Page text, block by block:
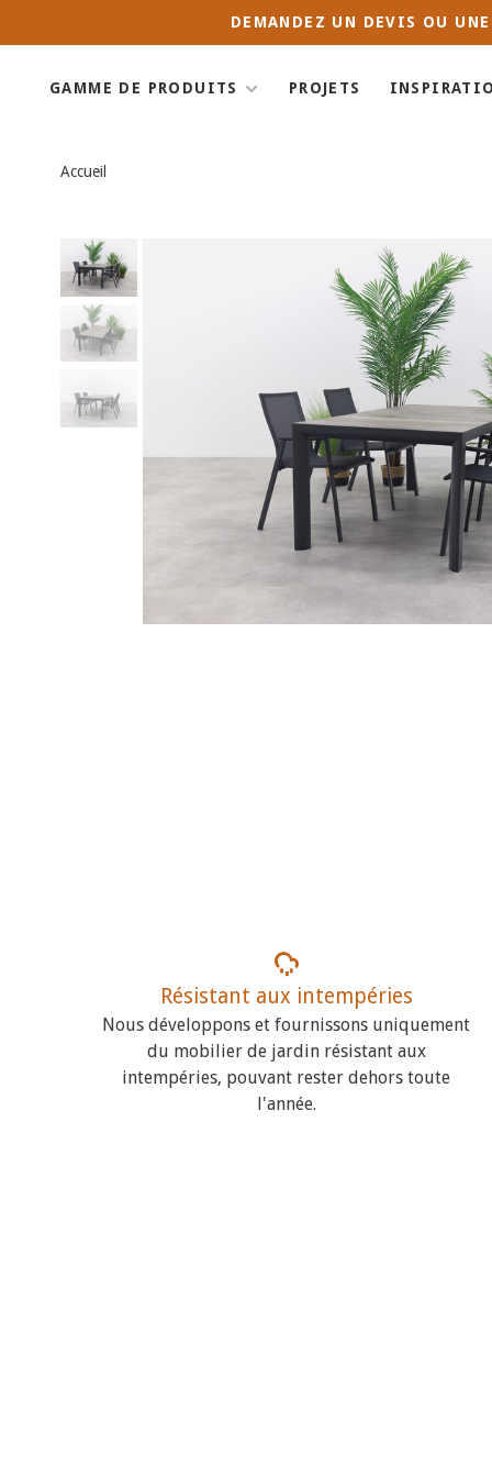
DEMANDEZ UN DEVIS OU
GAMME DE PRODUITS PROJETS
Accueil
Résistant aux intempéries
Nous développons et fournissons uniquement
du mobilier de jardin résistant aux
intempéries, pouvant rester dehors toute
l'année.